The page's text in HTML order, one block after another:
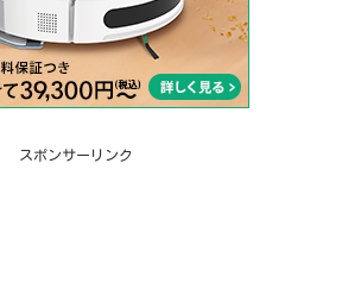
スポンサーリンク